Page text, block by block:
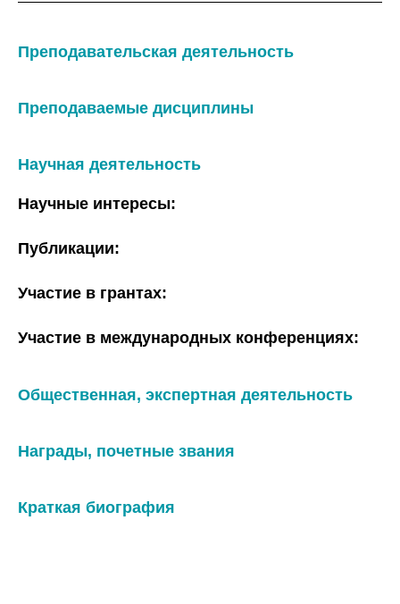
Преподавательская деятельность
Преподаваемые дисциплины
Научная деятельность
Научные интересы:
Публикации:
Участие в грантах:
Участие в международных конференциях:
Общественная, экспертная деятельность
Награды, почетные звания
Краткая биография